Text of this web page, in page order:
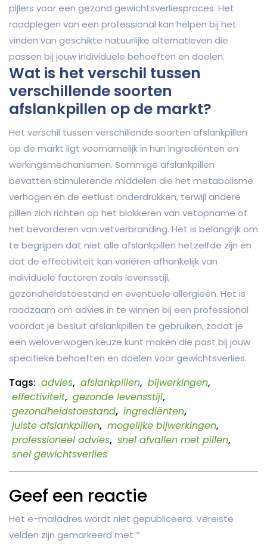
pijlers voor een gezond gewichtsverliesproces. Het
raadplegen van een professional kan helpen bij het
vinden van geschikte natuurlijke alternatieven die
passen bij jouw individuele behoeften en doelen.
Wat is het verschil tussen
verschillende soorten
afslankpillen op de markt?
Het verschil tussen verschillende soorten afslankpillen
op de markt ligt voornamelijk in hun ingrediënten en
werkingsmechanismen. Sommige afslankpillen
bevatten stimulerende middelen die het metabolisme
verhogen en de eetlust onderdrukken, terwijl andere
pillen zich richten op het blokkeren van vetopname of
het bevorderen van vetverbranding. Het is belangrijk om
te begrijpen dat niet alle afslankpillen hetzelfde zijn en
dat de effectiviteit kan variëren afhankelijk van
individuele factoren zoals levensstijl,
gezondheidstoestand en eventuele allergieën. Het is
raadzaam om advies in te winnen bij een professional
voordat je besluit afslankpillen te gebruiken, zodat je
een weloverwogen keuze kunt maken die past bij jouw
specifieke behoeften en doelen voor gewichtsverlies.
Tags: advies, afslankpillen, bijwerkingen,
effectiviteit, gezonde levensstijl,
gezondheidstoestand, ingrediënten,
juiste afslankpillen, mogelijke bijwerkingen,
professioneel advies, snel afvallen met pillen,
snel gewichtsverlies
Geef een reactie
Het e-mailadres wordt niet gepubliceerd. Vereiste
velden zijn gemarkeerd met *